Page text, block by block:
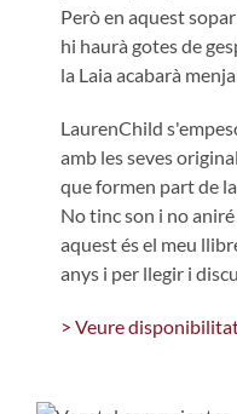
Però en aquest
hi haurà gotes de
la Laia acabarà
LaurenChild
amb les seves
que formen part de
No tinc son i no
aquest és el meu
anys i per llegir i
> Veure